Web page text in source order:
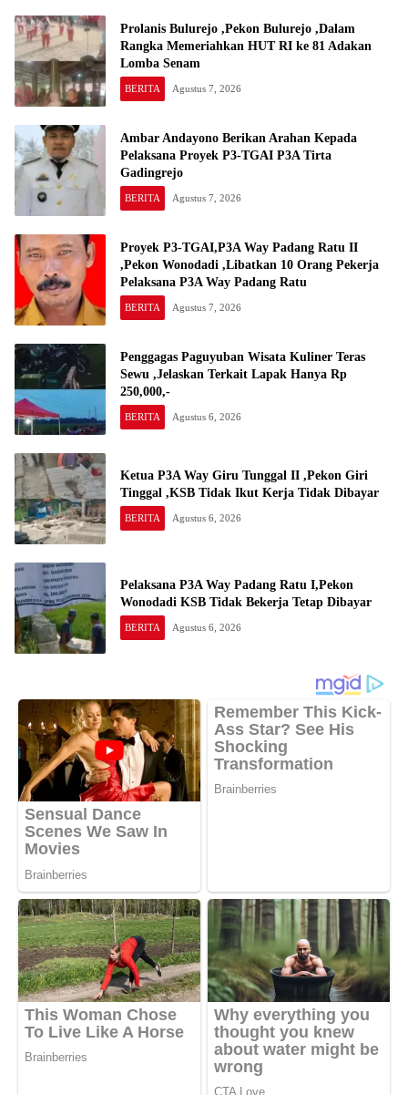
Prolanis Bulurejo ,Pekon Bulurejo ,Dalam
Rangka Memeriahkan HUT RI ke 81 Adakan
Lomba Senam
BERITA Agustus 7, 2026
Ambar Andayono Berikan Arahan Kepada
Pelaksana Proyek P3-TGAI P3A Tirta
Gadingrejo
BERITA Agustus 7, 2026
Proyek P3-TGAI,P3A Way Padang Ratu II
,Pekon Wonodadi ,Libatkan 10 Orang Pekerja
Pelaksana P3A Way Padang Ratu
BERITA Agustus 7, 2026
Penggagas Paguyuban Wisata Kuliner Teras
Sewu ,Jelaskan Terkait Lapak Hanya Rp
250,000,-
BERITA Agustus 6, 2026
Ketua P3A Way Giru Tunggal II ,Pekon Giri
Tinggal ,KSB Tidak Ikut Kerja Tidak Dibayar
BERITA Agustus 6, 2026
Pelaksana P3A Way Padang Ratu I,Pekon
Wonodadi KSB Tidak Bekerja Tetap Dibayar
BERITA Agustus 6, 2026